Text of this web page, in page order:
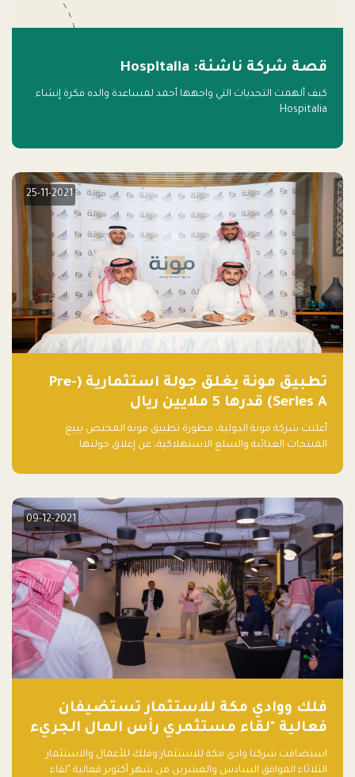
قصة شركة ناشئة: Hospitalia
كيف ألهمت التحديات التي واجهها أحمد لمساعدة والده فكرة إنشاء
Hospitalia
25-11-2021
تطبيق مونة يغلق جولة استثمارية (Pre-
Series A) قدرها 5 ملايين ريال
أعلنت شركة مونة الدولية، مطورة تطبيق مونة المختص ببيع
المنتجات الغذائية والسلع الاستهلاكية، عن إغلاق جولتها
دولار أمريكي)، بقيادة شركتي دعم المنشآت المحدودة وتسارع القابضة
09-12-2021
فلك ووادي مكة للاستثمار تستضيفان
فعالية "لقاء مستثمري رأس المال الجريء
في المنطقة"
استضافت شركتا وادي مكة للاستثمار وفلك للأعمال والاستثمار
الثلاثاء الموافق السادس والعشرين من شهر أكتوبر فعالية "لقاء